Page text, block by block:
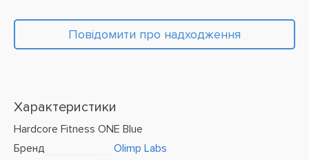
Повідомити про надходження
Характеристики
Hardcore Fitness ONE Blue
Бренд
Olimp Labs